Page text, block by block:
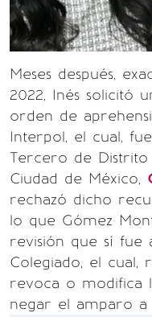
Meses después,
2022, Inés solicitó
orden de
Interpol, el cual,
Tercero de
Ciudad de México,
rechazó dicho
lo que Gómez
revisión que sí fue
Colegiado, el cual,
revoca o modifica
negar el amparo a